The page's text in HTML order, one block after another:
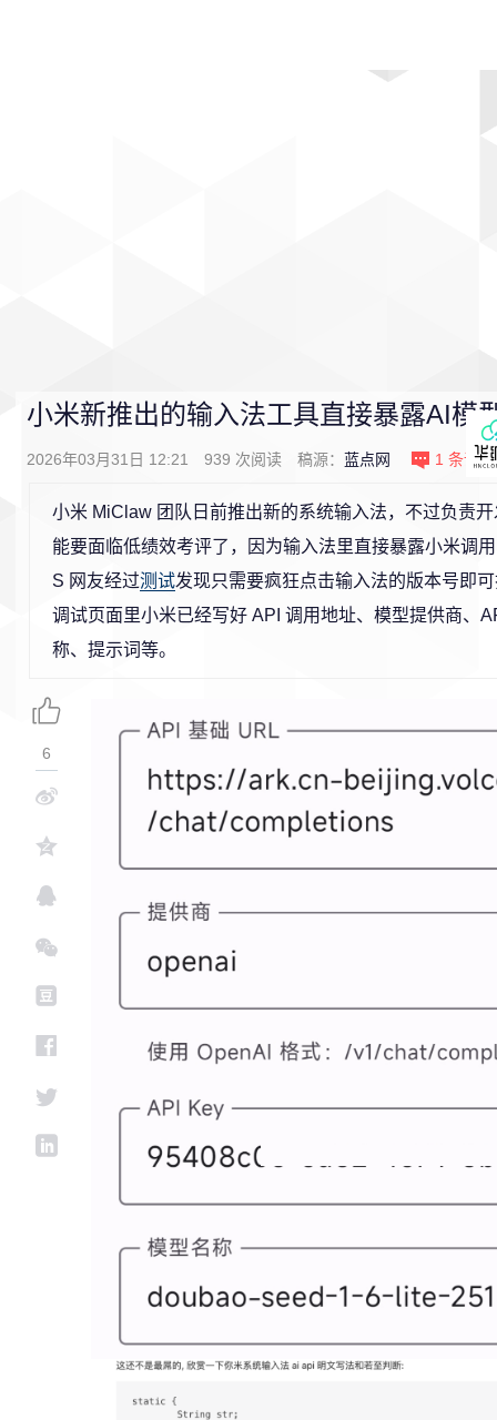
小米新推出的输入法工具直接暴露AI模
2026年03月31日 12:21 939 次阅读 稿源： 蓝点网 1 条评论
小米 MiClaw 团队日前推出新的系统输入法，不过负责
能要面临低绩效考评了，因为输入法里直接暴露小米调
S 网友经过测试发现只需要疯狂点击输入法的版本号即
调试页面里小米已经写好 API 调用地址、模型提供商、
称、提示词等。
6